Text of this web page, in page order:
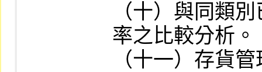
（十）與同類
率之比較分析。
（十一）存貨